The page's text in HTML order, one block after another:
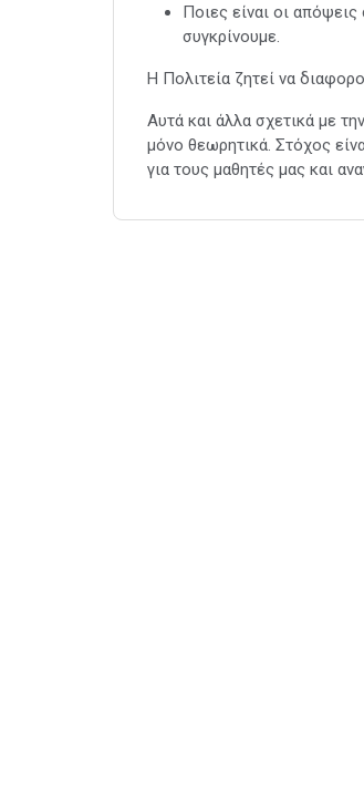
Ποιες είναι οι
συγκρίνουμε.
Η Πολιτεία ζητεί να
Αυτά και άλλα σχετικά με
μόνο θεωρητικά. Στόχος
για τους μαθητές μας και